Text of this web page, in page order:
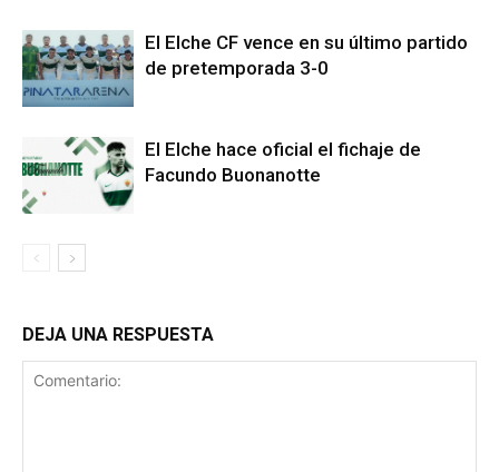
El Elche CF vence en su último partido
de pretemporada 3-0
El Elche hace oficial el fichaje de
Facundo Buonanotte
DEJA UNA RESPUESTA